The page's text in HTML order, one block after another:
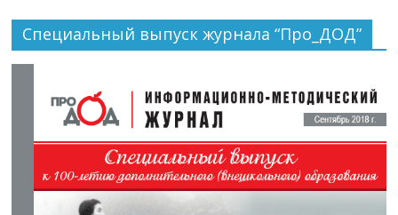
Специальный выпуск журнала “Про_ДОД”